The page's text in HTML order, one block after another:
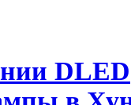
DLED